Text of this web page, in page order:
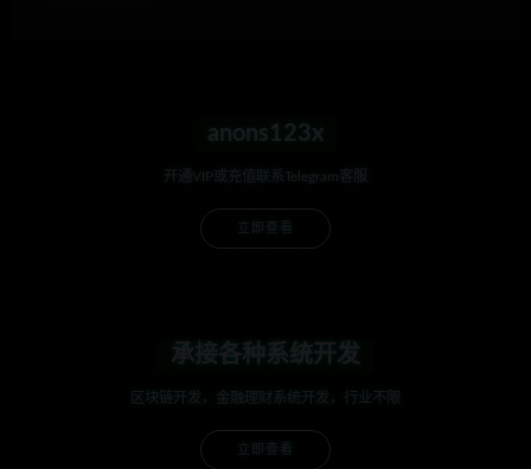
anons123x
开通VIP或充值联系Telegram客服
立即查看
承接各种系统开发
区块链开发，金融理财系统开发，行业不限
立即查看